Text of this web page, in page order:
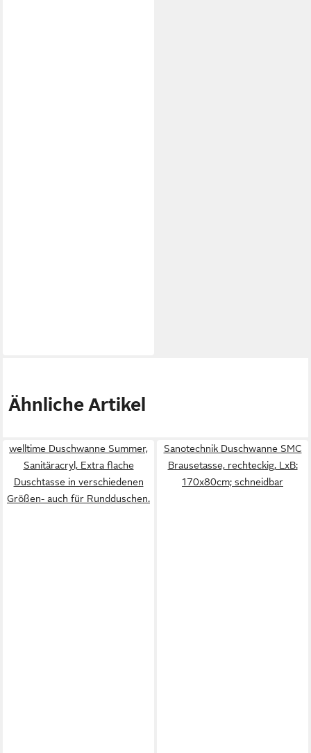
Ähnliche Artikel
welltime Duschwanne Summer,
Sanitäracryl, Extra flache
Duschtasse in verschiedenen
Größen- auch für Rundduschen.
Sanotechnik Duschwanne SMC
Brausetasse, rechteckig, LxB:
170x80cm; schneidbar